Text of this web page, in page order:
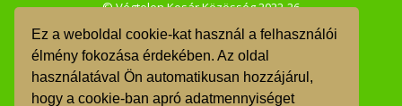
Ez a weboldal cookie-kat használ a felhasználói
élmény fokozása érdekében. Az oldal
használatával Ön automatikusan hozzájárul,
hogy a cookie-ban apró adatmennyiséget
© Végtelen Kosár Közösség 2022-26
ÁSZF
GDPR